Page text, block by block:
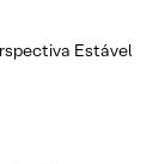
Estável